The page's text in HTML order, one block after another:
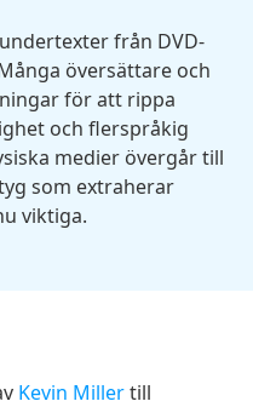
från DVD-
översättare och
för att rippa
och flerspråkig
medier övergår till
som extraherar
viktiga.
Kevin Millertill